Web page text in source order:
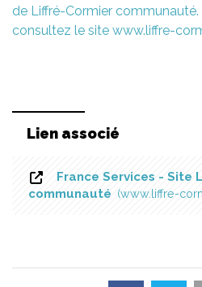
de Liffré-Cormier communauté.
consultez le site www.liffre-
Lien associé
France Services - Site
communauté
www.liffre-